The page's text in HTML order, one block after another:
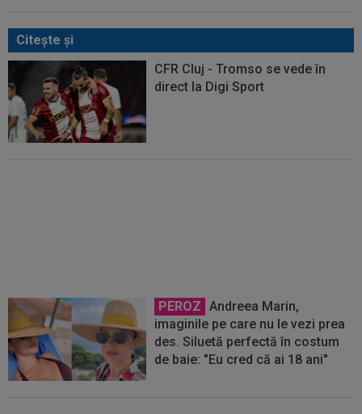
Citeşte şi
CFR Cluj - Tromso se vede în
direct la Digi Sport
PEROZ Andreea Marin,
imaginile pe care nu le vezi prea
des. Siluetă perfectă în costum
de baie: "Eu cred că ai 18 ani"